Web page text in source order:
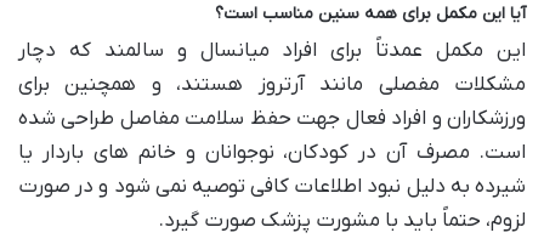
آیا این مکمل برای همه سنین مناسب است؟
این مکمل عمدتاً برای افراد میانسال و سالمند که دچار
مشکلات مفصلی مانند آرتروز هستند، و همچنین برای
ورزشکاران و افراد فعال جهت حفظ سلامت مفاصل طراحی شده
است. مصرف آن در کودکان، نوجوانان و خانم های باردار یا
شیرده به دلیل نبود اطلاعات کافی توصیه نمی شود و در صورت
لزوم، حتماً باید با مشورت پزشک صورت گیرد.